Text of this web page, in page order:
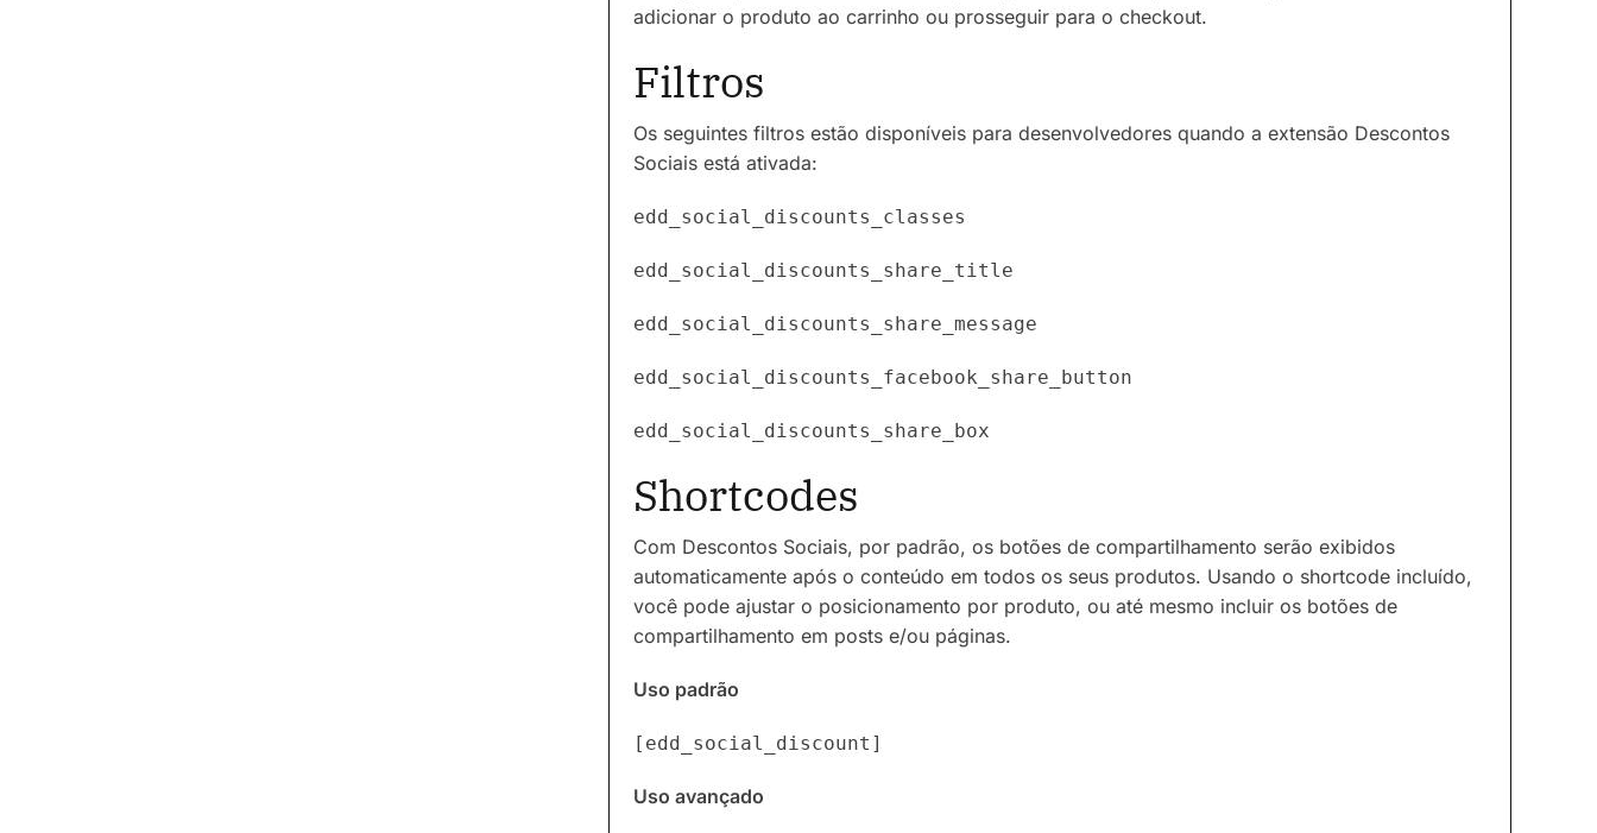
adicionar o produto ao carrinho ou prosseguir para o checkout.
Filtros
Os seguintes filtros estão disponíveis para desenvolvedores quando a extensão Descontos
Sociais está ativada:
edd_social_discounts_classes
edd_social_discounts_share_title
edd_social_discounts_share_message
edd_social_discounts_facebook_share_button
edd_social_discounts_share_box
Shortcodes
Com Descontos Sociais, por padrão, os botões de compartilhamento serão exibidos
automaticamente após o conteúdo em todos os seus produtos. Usando o shortcode incluído,
você pode ajustar o posicionamento por produto, ou até mesmo incluir os botões de
compartilhamento em posts e/ou páginas.
Uso padrão
[edd_social_discount]
Uso avançado